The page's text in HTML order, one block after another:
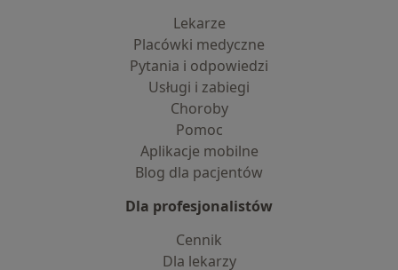
Lekarze
Placówki medyczne
Pytania i odpowiedzi
Usługi i zabiegi
Choroby
Pomoc
Aplikacje mobilne
Blog dla pacjentów
Dla profesjonalistów
Cennik
Dla lekarzy